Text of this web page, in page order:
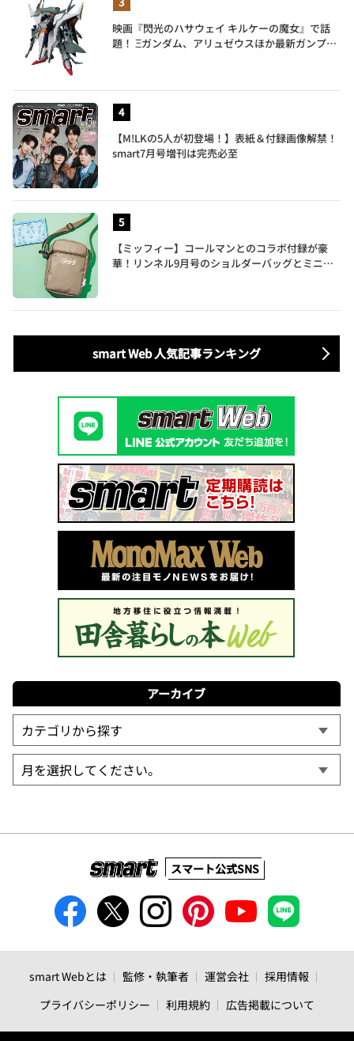
映画『閃光のハサウェイ キルケーの魔女』で話
題！ Ξガンダム、アリュゼウスほか最新ガンプラ
【M!LKの5人が初登場！】表紙＆付録画像解禁！
smart7月号増刊は完売必至
【ミッフィー】コールマンとのコラボ付録が豪
華！リンネル9月号のショルダーバッグとミニリ
smart Web 人気記事ランキング
アーカイブ
スマート公式SNS
smart Webとは 監修・執筆者 運営会社
採用情報
プライバシーポリシー
利用規約 広告掲載について